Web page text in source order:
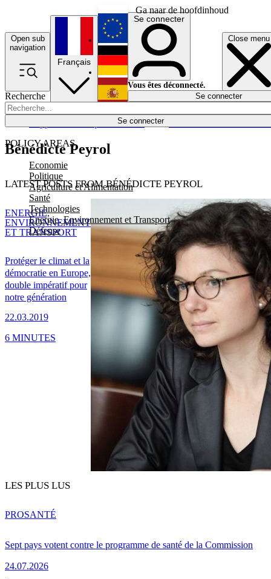
Ga naar de hoofdinhoud
Open sub
navigation
Close menu
Recherche
Se connecter
POLICY AREAS
Economie
Politique
Agriculture et Alimentation
Santé
Technologies
Energie, Environnement et Transport
Défense
Économie
Français
English
Deutsch
Español
Se connecter
Vous êtes déconnecté.
Se connecter
Bénédicte Peyrol
LATEST POSTS FROM BÉNÉDICTE PEYROL
Protéger le climat et la
démocratie en Europe,
double impératif pour
notre génération
22.03.2019
ENERGIE,
ENVIRONNEMENT
ET TRANSPORT
6 MINUTES
LES PLUS LUS
Sept pays votent contre le programme de santé de la Commission
24.07.2026
PROSANTÉ